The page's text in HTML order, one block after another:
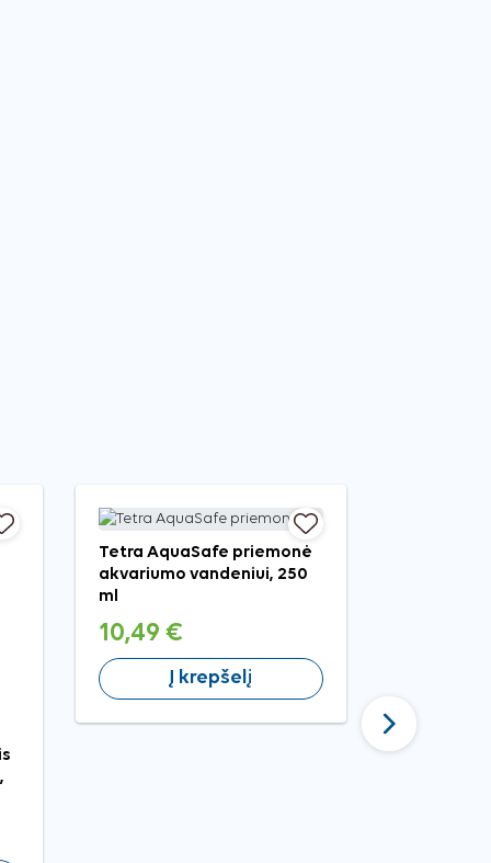
Tetra AquaSafe priemonė
akvariumo vandeniui, 250
ml
10,49 €
Į krepšelį
Tęsti